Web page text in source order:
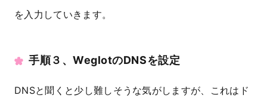
を入力していきます。
手順３、WeglotのDNSを設定
DNSと聞くと少し難しそうな気がしますが、これはド